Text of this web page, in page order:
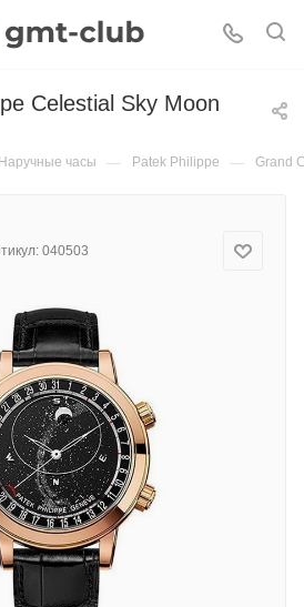
Celestial Sky Moon
Наручные часы — Patek Philippe — Grand
040503